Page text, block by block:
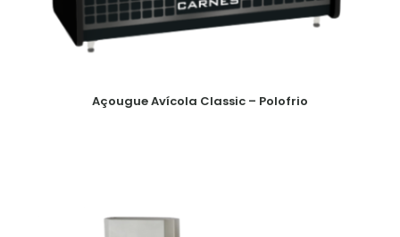
Açougue Avícola Classic – Polofrio